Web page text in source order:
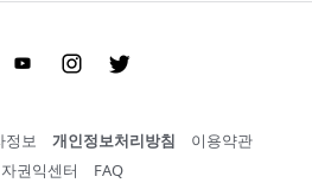
YoutubeInstgram Twitter
정보 개인정보처리방침
이용약관
권익센터
FAQ